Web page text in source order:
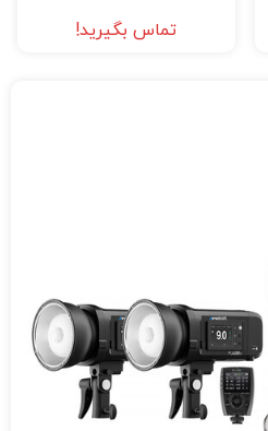
تماس بگیرید!